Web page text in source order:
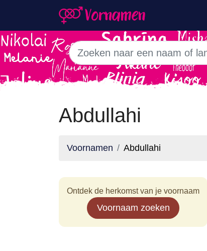
Abdullahi
Voornamen Abdullahi
Ontdek de herkomst van je voornaam
Voornaam zoeken